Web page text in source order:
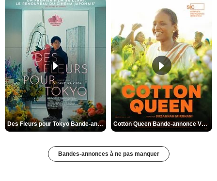
Des Fleurs pour Tokyo Bande-annonce VO STFR Cotton Queen Bande-annonce VO STFR
Bandes-annonces à ne pas manquer